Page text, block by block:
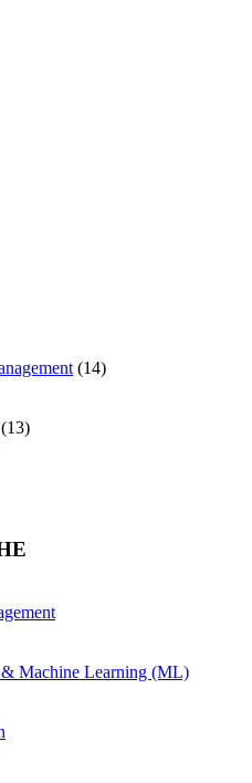
(14)
(13)
Machine Learning (ML)